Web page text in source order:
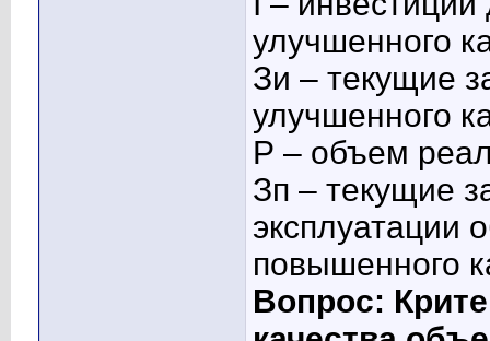
улучшенного
Зи – текущие
улучшенного
Р – объем
Зп – текущие
эксплуатации
повышенного
Вопрос: